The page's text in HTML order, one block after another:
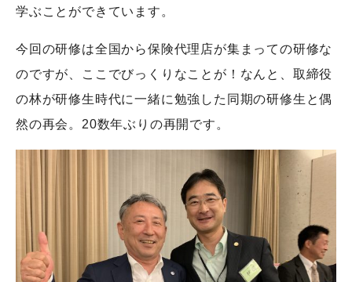
学ぶことができています。
今回の研修は全国から保険代理店が集まっての研修な
のですが、ここでびっくりなことが！なんと、取締役
の林が研修生時代に一緒に勉強した同期の研修生と偶
然の再会。20数年ぶりの再開です。